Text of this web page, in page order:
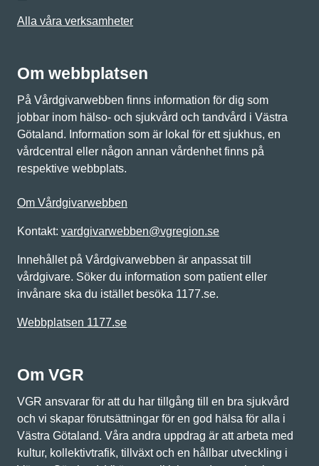
Alla våra verksamheter
Om webbplatsen
På Vårdgivarwebben finns information för dig som
jobbar inom hälso- och sjukvård och tandvård i Västra
Götaland. Information som är lokal för ett sjukhus, en
vårdcentral eller någon annan vårdenhet finns på
respektive webbplats.
Om Vårdgivarwebben
Kontakt: vardgivarwebben@vgregion.se
Innehållet på Vårdgivarwebben är anpassat till
vårdgivare. Söker du information som patient eller
invånare ska du istället besöka 1177.se.
Webbplatsen 1177.se
Om VGR
VGR ansvarar för att du har tillgång till en bra sjukvård
och vi skapar förutsättningar för en god hälsa för alla i
Västra Götaland. Våra andra uppdrag är att arbeta med
kultur, kollektivtrafik, tillväxt och en hållbar utveckling i